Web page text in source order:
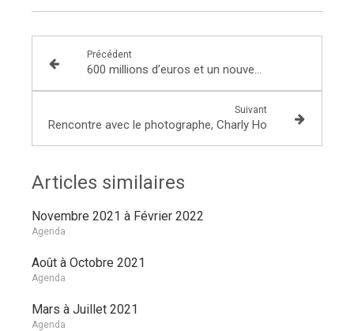
Précédent
600 millions d’euros et un nouveau partenariat Etat-Régions pour relancer notre pays
Suivant
Rencontre avec le photographe, Charly Ho
Articles similaires
Novembre 2021 à Février 2022
Agenda
Août à Octobre 2021
Agenda
Mars à Juillet 2021
Agenda